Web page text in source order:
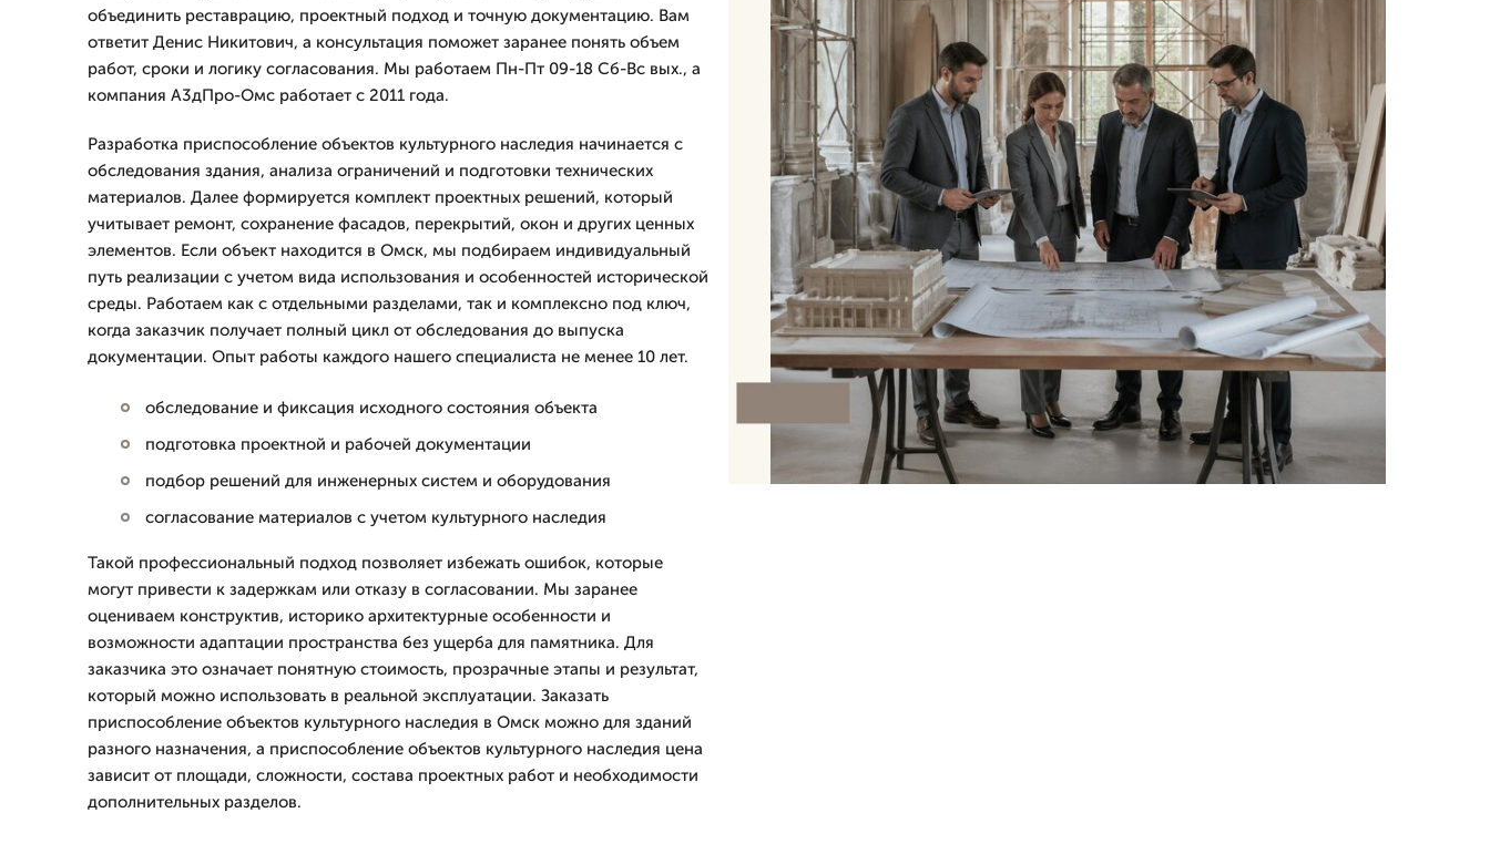
объединить реставрацию, проектный подход и точную документацию. Вам
ответит Денис Никитович, а консультация поможет заранее понять объем
работ, сроки и логику согласования. Мы работаем Пн-Пт 09-18 Сб-Вс вых., а
компания А3дПро-Омс работает с 2011 года.
Разработка приспособление объектов культурного наследия начинается с
обследования здания, анализа ограничений и подготовки технических
материалов. Далее формируется комплект проектных решений, который
учитывает ремонт, сохранение фасадов, перекрытий, окон и других ценных
элементов. Если объект находится в Омск, мы подбираем индивидуальный
путь реализации с учетом вида использования и особенностей исторической
среды. Работаем как с отдельными разделами, так и комплексно под ключ,
когда заказчик получает полный цикл от обследования до выпуска
документации. Опыт работы каждого нашего специалиста не менее 10 лет.
обследование и фиксация исходного состояния объекта
подготовка проектной и рабочей документации
подбор решений для инженерных систем и оборудования
согласование материалов с учетом культурного наследия
Такой профессиональный подход позволяет избежать ошибок, которые
могут привести к задержкам или отказу в согласовании. Мы заранее
оцениваем конструктив, историко архитектурные особенности и
возможности адаптации пространства без ущерба для памятника. Для
заказчика это означает понятную стоимость, прозрачные этапы и результат,
который можно использовать в реальной эксплуатации. Заказать
приспособление объектов культурного наследия в Омск можно для зданий
разного назначения, а приспособление объектов культурного наследия цена
зависит от площади, сложности, состава проектных работ и необходимости
дополнительных разделов.